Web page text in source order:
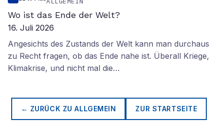
Wo ist das Ende der Welt?
16. Juli 2026
Angesichts des Zustands der Welt kann man durchaus
zu Recht fragen, ob das Ende nahe ist. Überall Kriege,
Klimakrise, und nicht mal die…
← ZURÜCK ZUALLGEMEIN ZUR STARTSEITE